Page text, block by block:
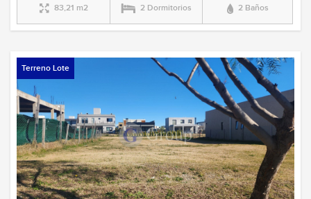
83,21 m2 2 Dormitorios 2 Baños
Terreno Lote